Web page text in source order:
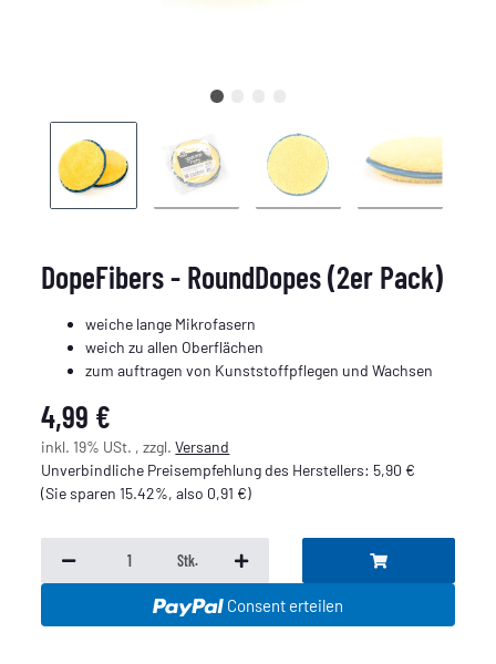
DopeFibers - RoundDopes (2er Pack)
weiche lange Mikrofasern
weich zu allen Oberflächen
zum auftragen von Kunststoffpflegen und Wachsen
4,99 €
inkl. 19% USt. , zzgl.Versand
Unverbindliche Preisempfehlung des Herstellers: 5,90 €
(Sie sparen15.42%, also 0,91 €)
Stk.
Consent erteilen